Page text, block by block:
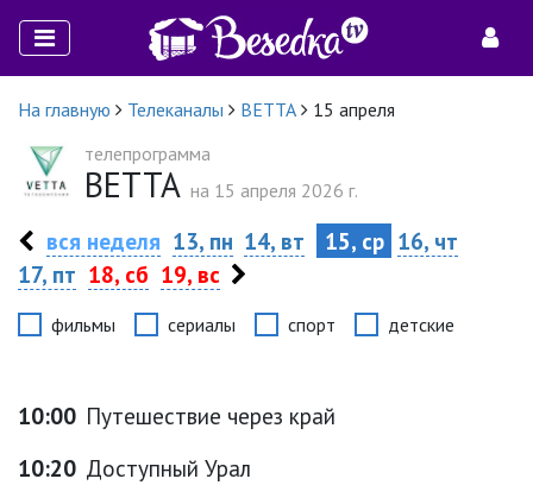
На главную Телеканалы ВЕТТА
15 апреля
телепрограмма
ВЕТТА на 15 апреля 2026 г.
вся неделя 13, пн 14, вт 15, ср 16, чт
17, пт 18, сб 19, вс
фильмы сериалы спорт детские
10:00 Путешествие через край
10:20 Доступный Урал